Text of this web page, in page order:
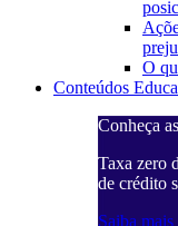
O
Conteúdos
Conheça
Taxa zero
de crédito
Saiba mais